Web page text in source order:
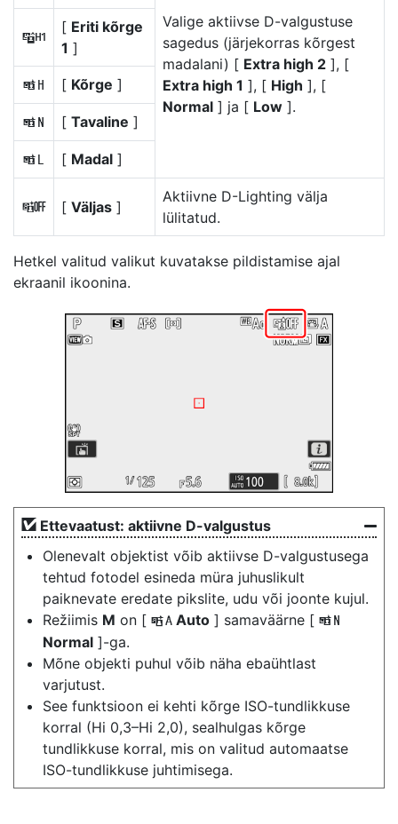
Valige aktiivse D-valgustuse
sagedus (järjekorras kõrgest
madalani) [ Extra high 2 ], [
Extra high 1 ], [ High ], [
Normal ] ja [ Low ].
s
[ Eriti kõrge
1 ]
P [ Kõrge ]
Q [ Tavaline ]
R [ Madal ]
c [ Väljas ]
Aktiivne D-Lighting välja
lülitatud.
Hetkel valitud valikut kuvatakse pildistamise ajal
ekraanil ikoonina.
Ettevaatust: aktiivne D-valgustus
Olenevalt objektist võib aktiivse D-valgustusega
tehtud fotodel esineda müra juhuslikult
paiknevate eredate pikslite, udu või joonte kujul.
Režiimis M on [ Y Auto ] samaväärne [ Q
Normal ]-ga.
Mõne objekti puhul võib näha ebaühtlast
varjutust.
See funktsioon ei kehti kõrge ISO-tundlikkuse
korral (Hi 0,3–Hi 2,0), sealhulgas kõrge
tundlikkuse korral, mis on valitud automaatse
ISO-tundlikkuse juhtimisega.